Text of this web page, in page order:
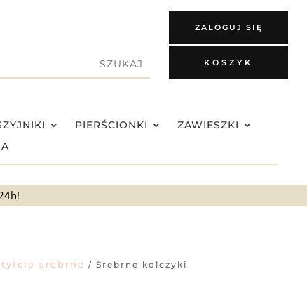
ZALOGUJ SIĘ
KOSZYK
PIERŚCIONKI
ZAWIESZKI
srebrne / Srebrne kolczyki